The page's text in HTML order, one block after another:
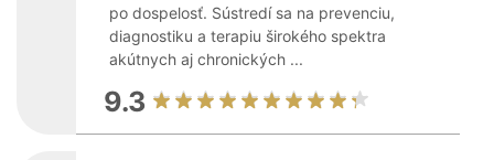
po dospelosť. Sústredí sa na prevenciu,
diagnostiku a terapiu širokého spektra
akútnych aj chronických ...
9.3